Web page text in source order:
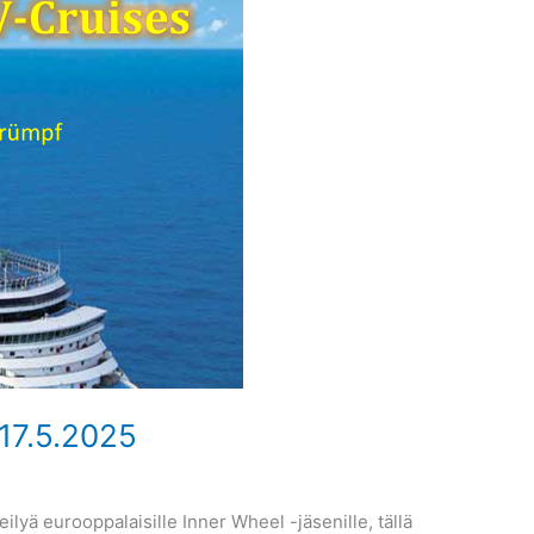
eurooppalaisille Inner Wheel -jäsenille, tällä